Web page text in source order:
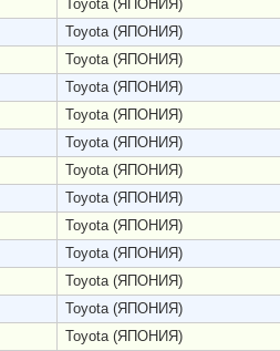
Toyota (ЯПОНИЯ)
Toyota (ЯПОНИЯ)
Toyota (ЯПОНИЯ)
Toyota (ЯПОНИЯ)
Toyota (ЯПОНИЯ)
Toyota (ЯПОНИЯ)
Toyota (ЯПОНИЯ)
Toyota (ЯПОНИЯ)
Toyota (ЯПОНИЯ)
Toyota (ЯПОНИЯ)
Toyota (ЯПОНИЯ)
Toyota (ЯПОНИЯ)
Toyota (ЯПОНИЯ)